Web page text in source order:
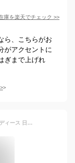
庫を楽天でチェック >>
ら、こちらがお
がアクセントに
ぎまで上げれ
>
カシミヤ100％ レッグウォーマー ロング レディース 日本製 ゆったり 厚手 冬 秋 冷え対策 冷えとり 冷え性 防寒 温活 シンプル 暖かい あたたかい カシミア ニット 女性 シンプル 無地 かわいい プロディガル